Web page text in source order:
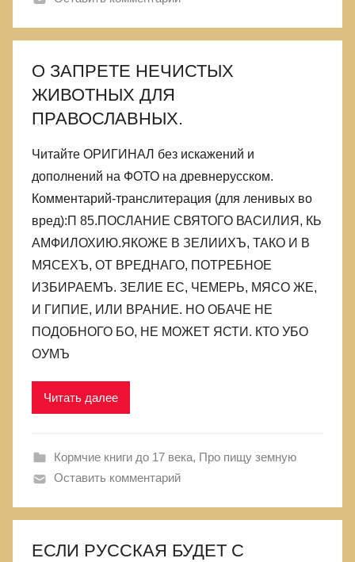
О ЗАПРЕТЕ НЕЧИСТЫХ
ЖИВОТНЫХ ДЛЯ
ПРАВОСЛАВНЫХ.
Читайте ОРИГИНАЛ без искажений и
дополнений на ФОТО на древнерусском.
Комментарий-транслитерация (для ленивых во
вред):П 85.ПОСЛАНИЕ СВЯТОГО ВАСИЛИЯ, КЬ
АМФИЛОХИЮ.ЯКОЖЕ В ЗЕЛИИХЪ, ТАКО И В
МЯСЕХЪ, ОТ ВРЕДНАГО, ПОТРЕБНОЕ
ИЗБИРАЕМЪ. ЗЕЛИЕ ЕС, ЧЕМЕРЬ, МЯСО ЖЕ,
И ГИПИЕ, ИЛИ ВРАНИЕ. НО ОБАЧЕ НЕ
ПОДОБНОГО БО, НЕ МОЖЕТ ЯСТИ. КТО УБО
ОУМЪ
Читать далее
Кормчие книги до 17 века, Про пищу земную
Оставить комментарий
ЕСЛИ РУССКАЯ БУДЕТ С